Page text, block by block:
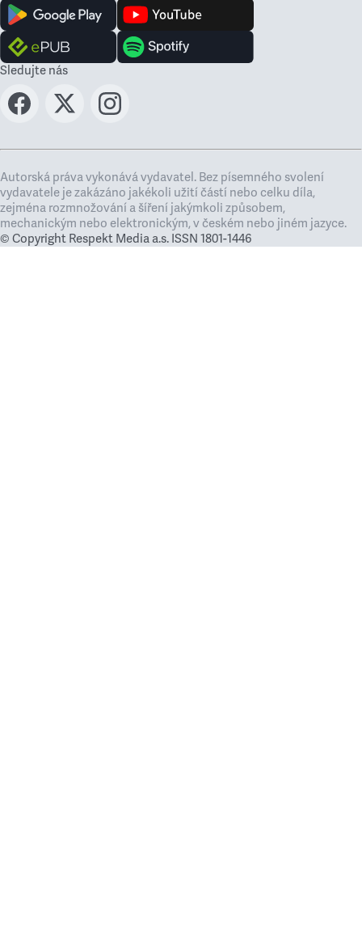
Sledujte nás
Autorská práva vykonává vydavatel. Bez písemného svolení
vydavatele je zakázáno jakékoli užití částí nebo celku díla,
zejména rozmnožování a šíření jakýmkoli způsobem,
mechanickým nebo elektronickým, v českém nebo jiném jazyce.
© Copyright Respekt Media a.s. ISSN 1801-1446